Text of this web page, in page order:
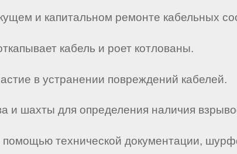
и капитальном ремонте кабельных
кабель и роет котлованы.
в устранении повреждений кабелей.
и шахты для определения наличия
технической документации,